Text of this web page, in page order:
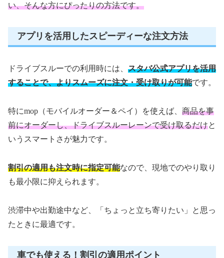
い、そんな方にぴったりの方法です。
アプリを活用したスピーディーな注文方法
ドライブスルーでの利用時には、 スタバ公式アプリを活用
することで、よりスムーズに注文・受け取りが可能です。
特にmop（モバイルオーダー＆ペイ）を使えば、 商品を事
前にオーダーし、ドライブスルーレーンで受け取るだけと
いうスマートさが魅力です。
割引の適用も注文時に指定可能なので、現地でのやり取り
も最小限に抑えられます。
渋滞中や出勤途中など、「ちょっと立ち寄りたい」と思っ
たときに最適です。
車でも使える！割引の適用ポイント